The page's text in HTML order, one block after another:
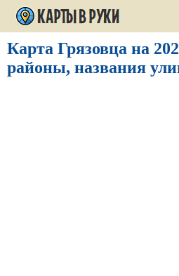
Карта Грязовца на
районы, названия